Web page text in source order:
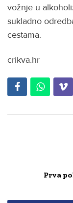
vožnje u
sukladno
cestama.
crikva.hr
Prva